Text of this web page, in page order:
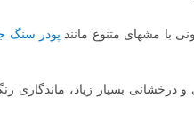
پودر سنگ